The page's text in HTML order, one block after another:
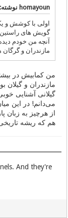
homayoun نوشته:
اولی با کوشش و
گویش های
آنچه من خودم
مازندران و
من کمابیش در
مازندران و گیلان
گیلانی آشنایی
می‌دانم! در این
از هرچیز به زبان
هم که ریشه
And they're